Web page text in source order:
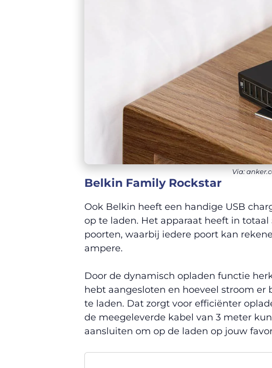
Via:
Belkin Family Rockstar
Ook Belkin heeft een handige USB
op te laden. Het apparaat heeft in
poorten, waarbij iedere poort kan
ampere.
Door de dynamisch opladen functie
hebt aangesloten en hoeveel stroom er
te laden. Dat zorgt voor efficiënter
de meegeleverde kabel van 3 meter
aansluiten om op de laden op jouw